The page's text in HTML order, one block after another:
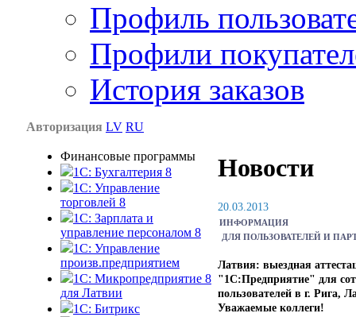
Профиль
Профили
История заказов
Авторизация LV RU
Финансовые программы
1С: Бухгалтерия 8
1C: Управление
торговлей 8
1C: Зарплата и
управление персоналом 8
1C: Управление
произв.предприятием
1С: Микропредприятие 8
для Латвии
1C: Битрикс
Новости
20.03.2013
ИНФОРМАЦИЯ
ДЛЯ ПОЛЬЗОВАТЕЛЕЙ И
Латвия: выездная
"1С:Предприятие" для
пользователей в г. Рига,
Уважаемые коллеги!